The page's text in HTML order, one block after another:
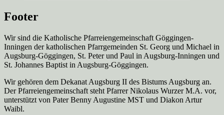
Footer
Wir sind die Katholische Pfarreien­gemeinschaft Göggingen-
Inningen der katholischen Pfarrgemeinden St. Georg und Michael in
Augsburg-Göggingen, St. Peter und Paul in Augsburg-Inningen und
St. Johannes Baptist in Augsburg-Göggingen.
Wir gehören dem Dekanat Augsburg II des Bistums Augsburg an.
Der Pfarreien­gemeinschaft steht Pfarrer Nikolaus Wurzer M.A. vor,
unterstützt von Pater Benny Augustine MST und Diakon Artur
Waibl.